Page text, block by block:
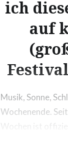
ich
auf
Musik, Sonne,
Wochenende.
Wochen ist